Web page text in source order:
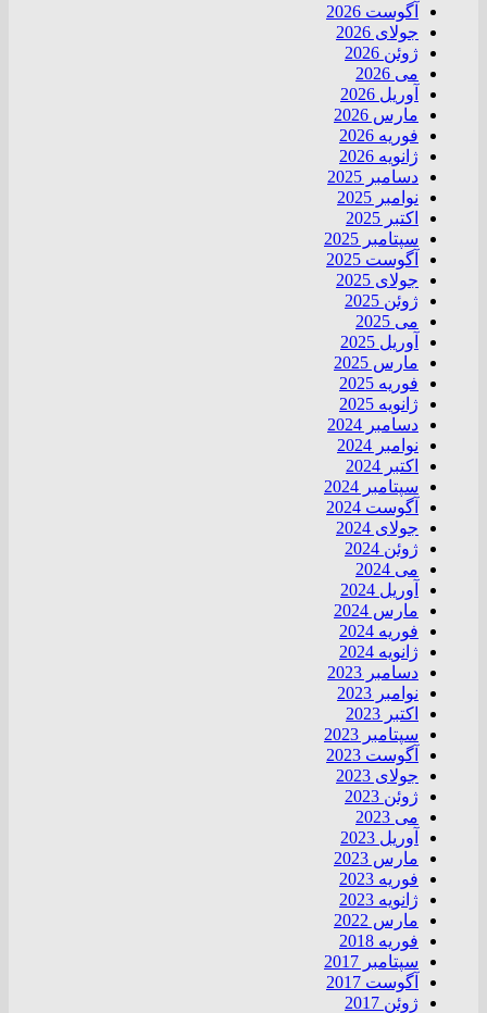
آگوست 2026
جولای 2026
ژوئن 2026
می 2026
آوریل 2026
مارس 2026
فوریه 2026
ژانویه 2026
دسامبر 2025
نوامبر 2025
اکتبر 2025
سپتامبر 2025
آگوست 2025
جولای 2025
ژوئن 2025
می 2025
آوریل 2025
مارس 2025
فوریه 2025
ژانویه 2025
دسامبر 2024
نوامبر 2024
اکتبر 2024
سپتامبر 2024
آگوست 2024
جولای 2024
ژوئن 2024
می 2024
آوریل 2024
مارس 2024
فوریه 2024
ژانویه 2024
دسامبر 2023
نوامبر 2023
اکتبر 2023
سپتامبر 2023
آگوست 2023
جولای 2023
ژوئن 2023
می 2023
آوریل 2023
مارس 2023
فوریه 2023
ژانویه 2023
مارس 2022
فوریه 2018
سپتامبر 2017
آگوست 2017
ژوئن 2017